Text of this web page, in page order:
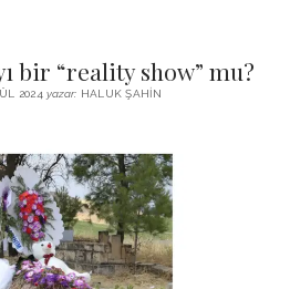
MUTLULUK ÜZERINE
BIZ KIMIZ?
532 SPRING ‘25
EDEMEDIM
/ NEWS
bir “reality show” mu?
2024yazar: HALUK ŞAHIN